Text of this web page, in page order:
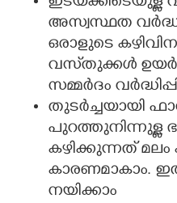
അസ്വസ്ഥത
ഒരാളുടെ
വസ്‌തുക്കൾ
സമ്മർദം
തുടർച്ചയായി
പുറത്തുനിന്നുള്ള
കഴിക്കുന്നത്
കാരണമാകാം.
നയിക്കാം